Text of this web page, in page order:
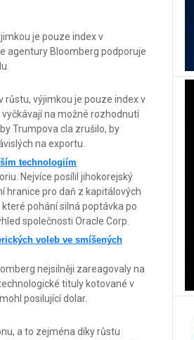
je pouze index v
agentury Bloomberg podporuje
růstu, výjimkou je pouze index v
na možné rozhodnutí
Trumpova cla zrušilo, by
na exportu.
technologiím
Nejvíce posílil jihokorejský
hranice pro daň z kapitálových
pohání silná poptávka po
společnosti Oracle Corp.
voleb ve smíšených
nejsilněji zareagovaly na
tituly kotované v
posilující dolar.
a to zejména díky růstu